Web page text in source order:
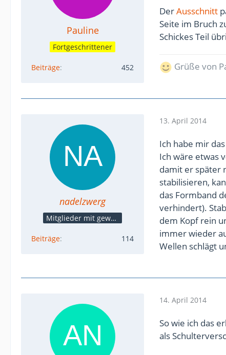
Pauline
Fortgeschrittener
Beiträge 452
DerAusschnitt
Seite im Bruch
Schickes Teil
Grüße von
nadelzwerg
Mitglieder mit gewerblicher Verbindung, auch als Mitarbeiter/in
Beiträge 114
13. April 2014
Ich habe mir
Ich wäre etwas
damit er später
stabilisieren,
das Formband
verhindert).
dem Kopf rein
immer wieder
Wellen schlägt
14. April 2014
So wie ich das
als